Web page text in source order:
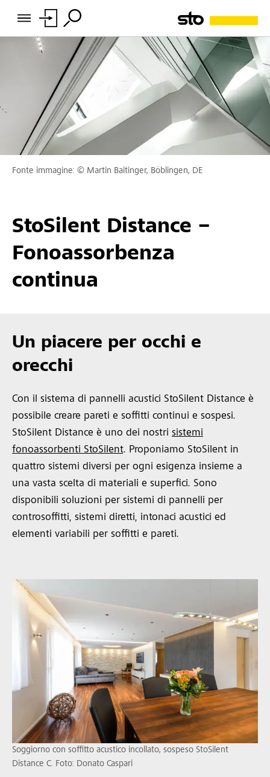
Fonte immagine: © Martin Baitinger, Böblingen, DE
StoSilent Distance –
Fonoassorbenza
continua
Un piacere per occhi e
orecchi
Con il sistema di pannelli acustici StoSilent Distance è
possibile creare pareti e soffitti continui e sospesi.
StoSilent Distance è uno dei nostri sistemi
fonoassorbenti StoSilent. Proponiamo StoSilent in
quattro sistemi diversi per ogni esigenza insieme a
una vasta scelta di materiali e superfici. Sono
disponibili soluzioni per sistemi di pannelli per
controsoffitti, sistemi diretti, intonaci acustici ed
elementi variabili per soffitti e pareti.
Soggiorno con soffitto acustico incollato, sospeso StoSilent
Distance C. Foto: Donato Caspari